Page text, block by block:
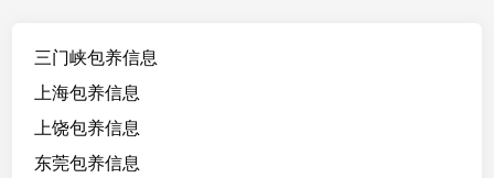
/
1
2
/
三门峡包养信息
上海包养信息
上饶包养信息
东莞包养信息